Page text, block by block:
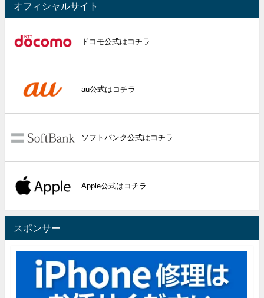
オフィシャルサイト
ドコモ公式はコチラ
au公式はコチラ
ソフトバンク公式はコチラ
Apple公式はコチラ
スポンサー